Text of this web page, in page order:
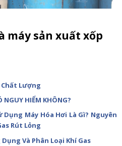
máy sản xuất xốp
Chất Lượng
NGUY HIỂM KHÔNG?
Dụng Máy Hóa Hơi Là Gì? Nguyên
Rút Lỏng
Và Phân Loại Khí Gas